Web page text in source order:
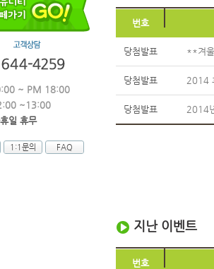
~ PM 18:00
~13:00
일 휴무
1:1문의 FAQ
번호
당첨발표 **겨
당첨발표 2014
당첨발표 2014
지난 이벤트
번호